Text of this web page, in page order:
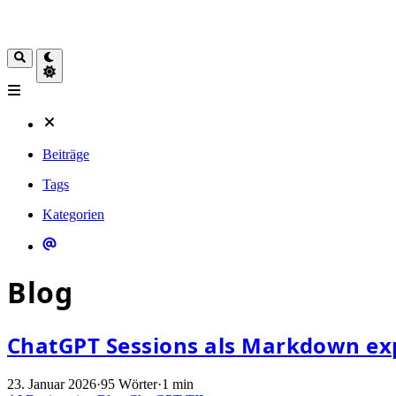
Beiträge
Tags
Kategorien
Blog
ChatGPT Sessions als Markdown
23. Januar 2026·95 Wörter·1 min